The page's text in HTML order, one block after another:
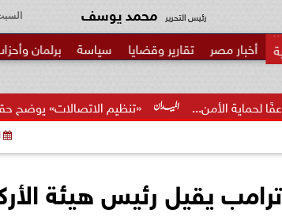
رئيس التحرير محمد يوسف
أخبار مصر تقارير وقضايا سياسة برلمان
«تنظيم الاتصالات» يوضح حقيقة تسجيل
يقيل رئيس هيئة